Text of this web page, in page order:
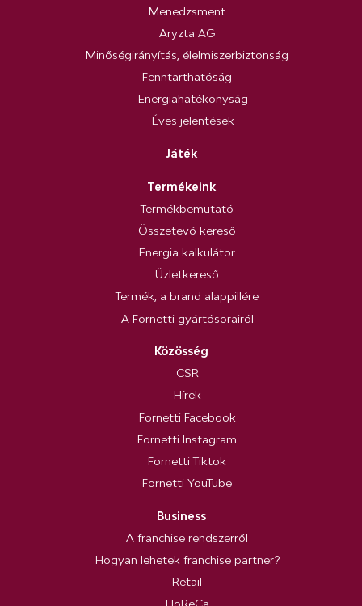
Menedzsment
Aryzta AG
Minőségirányítás, élelmiszerbiztonság
Fenntarthatóság
Energiahatékonyság
Éves jelentések
Játék
Termékeink
Termékbemutató
Összetevő kereső
Energia kalkulátor
Üzletkereső
Termék, a brand alappillére
A Fornetti gyártósorairól
Közösség
CSR
Hírek
Fornetti Facebook
Fornetti Instagram
Fornetti Tiktok
Fornetti YouTube
Business
A franchise rendszerről
Hogyan lehetek franchise partner?
Retail